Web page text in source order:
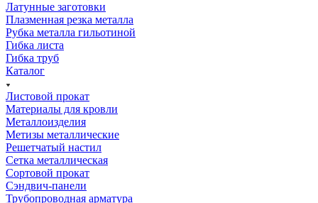
Латунные заготовки
Плазменная резка металла
Рубка металла гильотиной
Гибка листа
Гибка труб
Каталог
Листовой прокат
Материалы для кровли
Металлоизделия
Метизы металлические
Решетчатый настил
Сетка металлическая
Сортовой прокат
Сэндвич-панели
Трубопроводная арматура